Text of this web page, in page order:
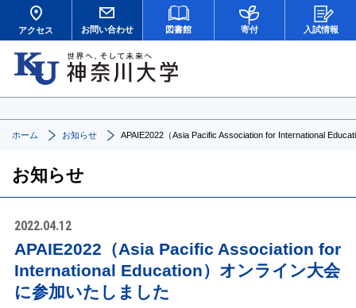
アクセス お問い合わせ 図書館 寄付 入試情報
ホーム お知らせ APAIE2022（Asia Pacific Association for International
お知らせ
2022.04.12
APAIE2022（Asia Pacific Association for
International Education）オンライン大会
に参加いたしました